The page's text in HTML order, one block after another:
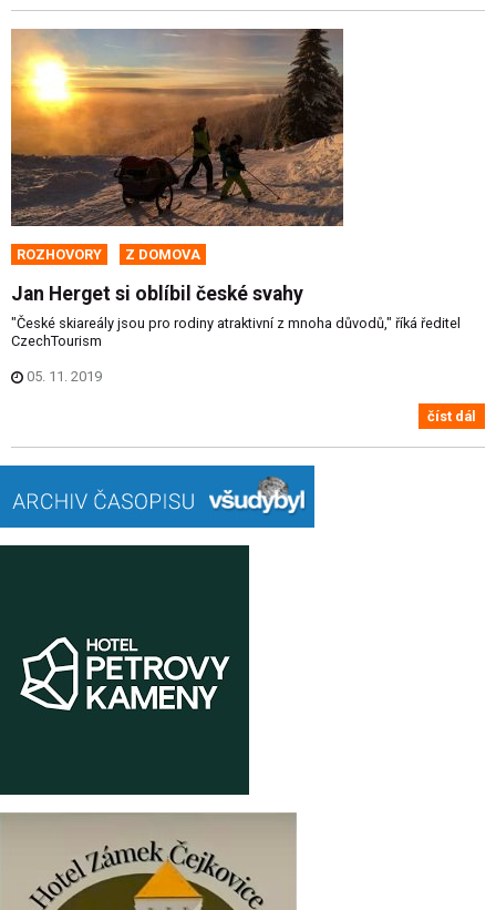
ROZHOVORY Z DOMOVA
Jan Herget si oblíbil české svahy
"České skiareály jsou pro rodiny atraktivní z mnoha důvodů," říká ředitel
CzechTourism
05. 11. 2019
číst dál